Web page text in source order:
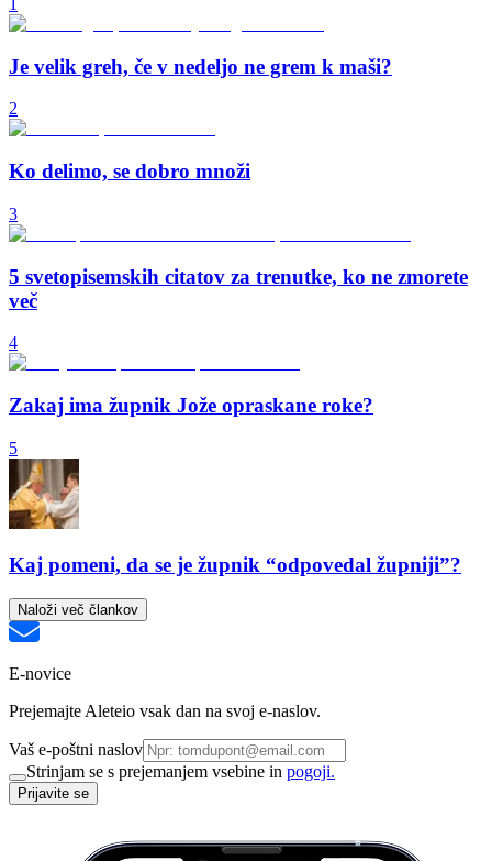
1
Je velik greh, če v nedeljo ne grem k maši?
2
Ko delimo, se dobro množi
3
5 svetopisemskih citatov za trenutke, ko ne zmorete
več
4
Zakaj ima župnik Jože opraskane roke?
5
Kaj pomeni, da se je župnik “odpovedal župniji”?
Naloži več člankov
E-novice
Prejemajte Aleteio vsak dan na svoj e-naslov.
Vaš e-poštni naslov
Strinjam se s prejemanjem vsebine in pogoji.
Prijavite se